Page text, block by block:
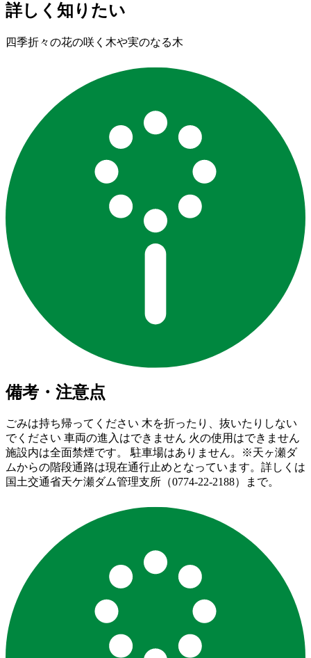
詳しく知りたい
四季折々の花の咲く木や実のなる木
備考・注意点
ごみは持ち帰ってください 木を折ったり、抜いたりしない
でください 車両の進入はできません 火の使用はできません
施設内は全面禁煙です。 駐車場はありません。※天ヶ瀬ダ
ムからの階段通路は現在通行止めとなっています。詳しくは
国土交通省天ケ瀬ダム管理支所（0774-22-2188）まで。